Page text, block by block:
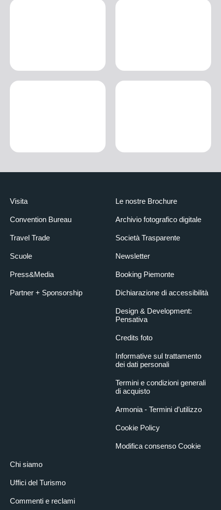
Visita
Convention Bureau
Travel Trade
Scuole
Press&Media
Partner + Sponsorship
Chi siamo
Uffici del Turismo
Commenti e reclami
Le nostre Brochure
Archivio fotografico digitale
Società Trasparente
Newsletter
Booking Piemonte
Dichiarazione di accessibilità
Design & Development:
Pensativa
Credits foto
Informative sul trattamento
dei dati personali
Termini e condizioni generali
di acquisto
Armonia - Termini d’utilizzo
Cookie Policy
Modifica consenso Cookie